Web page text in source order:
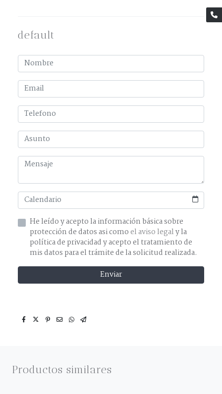
default
He leído y acepto la información básica sobre
protección de datos asi como el aviso legaly la
política de privacidad y acepto el tratamiento de
mis datos para el trámite de la solicitud realizada.
Enviar
Productos similares